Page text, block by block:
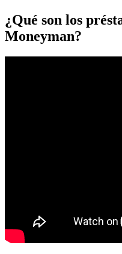
¿Qué son los
Moneyman?